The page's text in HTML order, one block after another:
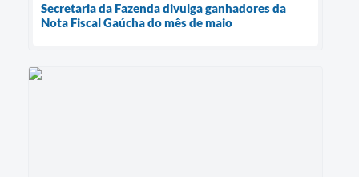
Secretaria da Fazenda divulga ganhadores da
Nota Fiscal Gaúcha do mês de maio